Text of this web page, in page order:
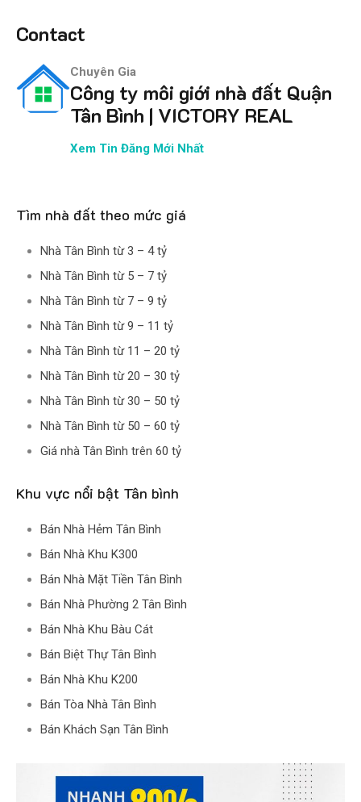
Contact
Chuyên Gia
Công ty môi giới nhà đất Quận
Tân Bình | VICTORY REAL
Xem Tin Đăng Mới Nhất
Tìm nhà đất theo mức giá
Nhà Tân Bình từ 3 – 4 tỷ
Nhà Tân Bình từ 5 – 7 tỷ
Nhà Tân Bình từ 7 – 9 tỷ
Nhà Tân Bình từ 9 – 11 tỷ
Nhà Tân Bình từ 11 – 20 tỷ
Nhà Tân Bình từ 20 – 30 tỷ
Nhà Tân Bình từ 30 – 50 tỷ
Nhà Tân Bình từ 50 – 60 tỷ
Giá nhà Tân Bình trên 60 tỷ
Khu vực nổi bật Tân bình
Bán Nhà Hẻm Tân Bình
Bán Nhà Khu K300
Bán Nhà Mặt Tiền Tân Bình
Bán Nhà Phường 2 Tân Bình
Bán Nhà Khu Bàu Cát
Bán Biệt Thự Tân Bình
Bán Nhà Khu K200
Bán Tòa Nhà Tân Bình
Bán Khách Sạn Tân Bình